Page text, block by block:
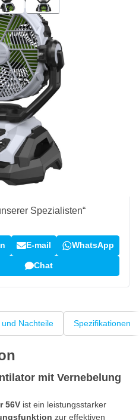
+4
dem Laufenden
€
5(7.064 Bewertungen)
Spezialisten“
E-mail WhatsApp
Chat
und Nachteile Spezifikationen
mit Vernebelung
56V ist ein leistungsstarker
zur effektiven